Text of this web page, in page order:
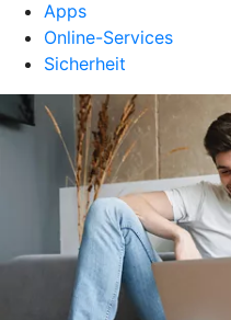
Apps
Online-Services
Sicherheit